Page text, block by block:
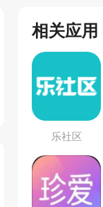
相关应用
乐社区